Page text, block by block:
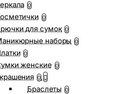
0
0
для сумок 0
наборы 0
0
женские 0
0
Браслеты 0